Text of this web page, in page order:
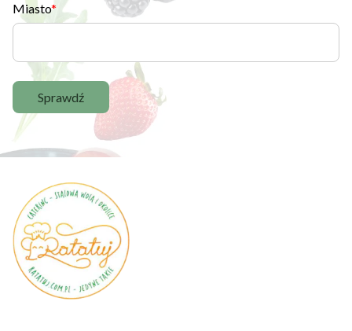
Miasto
Sprawdź